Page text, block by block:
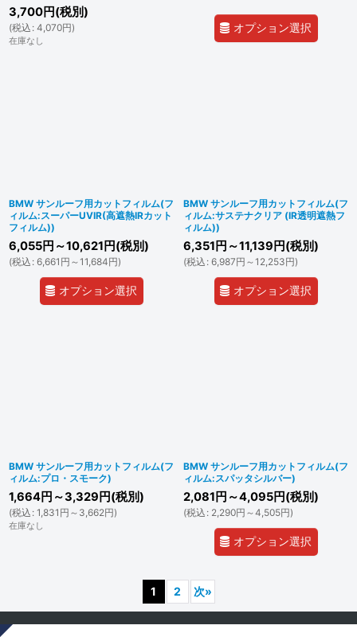
3,700円(税別)
(税込 : 4,070円)
在庫なし
オプション選択
BMW サンルーフ用カットフィルム(フ
ィルム:スーパーUVIR(高遮熱IRカット
フィルム))
6,055円 ～10,621 円(税別)
(税込 : 6,661 円 ～11,684円)
オプション選択
BMW サンルーフ用カットフィルム(フ
ィルム:サステナクリア (IR透明遮熱フ
ィルム))
6,351 円 ～11,139 円(税別)
(税込 : 6,987円 ～12,253円)
オプション選択
BMW サンルーフ用カットフィルム(フ
ィルム:プロ・スモーク)
1,664円 ～3,329 円(税別)
(税込 : 1,831 円 ～3,662円)
在庫なし
BMW サンルーフ用カットフィルム(フ
ィルム:スパッタシルバー)
2,081 円 ～4,095円(税別)
(税込 : 2,290円 ～4,505円)
オプション選択
1 2 次»